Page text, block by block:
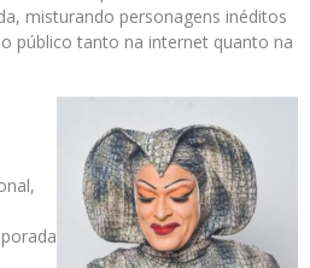
misturando personagens inéditos
público tanto na internet quanto na